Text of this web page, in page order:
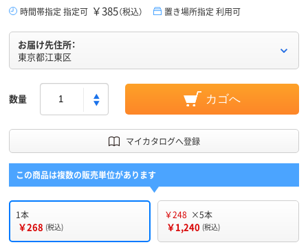
時間帯指定 指定可 ￥385（税込） 置き場所指定 利用可
お届け先住所：
東京都江東区
数量 カゴへ
マイカタログへ登録
この商品は複数の販売単位があります
1本
￥268 (税込)
￥248 ×5本
￥1,240 (税込)